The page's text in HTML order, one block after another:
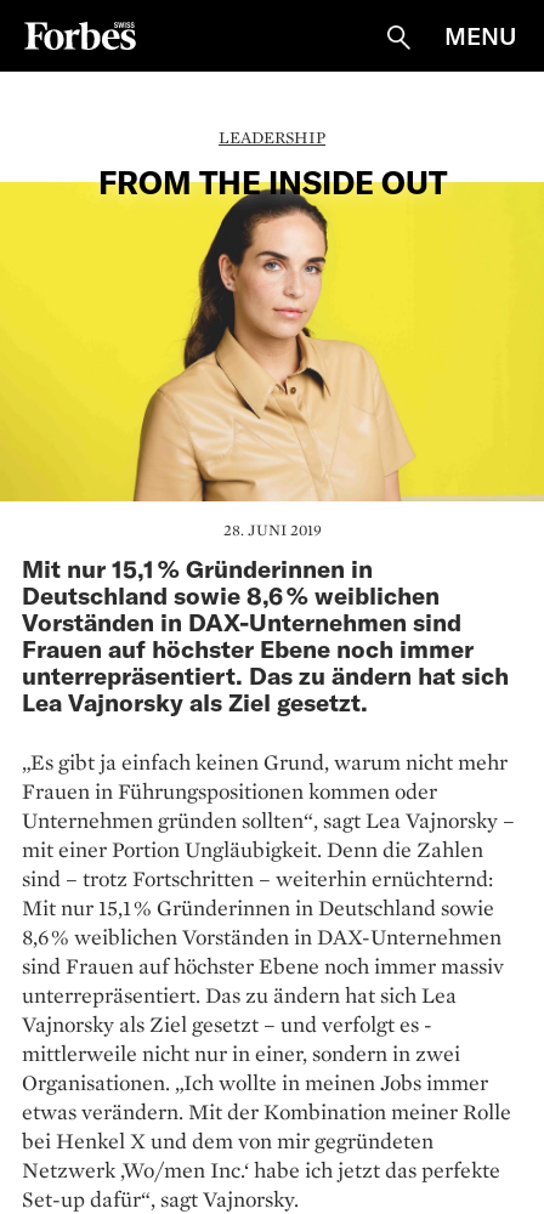
Suche
MENU
LEADERSHIP
FROM THE INSIDE OUT
28. JUNI 2019
Mit nur 15,1 % ­Gründerinnen in
Deutschland sowie 8,6 % weiblichen
Vorständen in DAX-Unternehmen sind
Frauen auf höchster Ebene noch immer
unterrepräsentiert. Das zu ändern hat sich
Lea Vajnorsky als Ziel gesetzt.
„Es gibt ja einfach keinen Grund, ­warum nicht mehr
Frauen in Führungspositionen kommen oder
Unternehmen gründen sollten“, sagt Lea Vajnorsky –
mit einer ­Portion Ungläubigkeit. Denn die Zahlen
sind – trotz Fortschritten – weiterhin ernüchternd:
Mit nur 15,1 % ­Gründerinnen in Deutschland sowie
8,6 % weiblichen Vorständen in DAX-Unternehmen
sind Frauen auf höchster Ebene noch immer ­massiv
unterrepräsentiert. Das zu ändern hat sich Lea
Vajnorsky als Ziel gesetzt – und verfolgt es ­
mittlerweile nicht nur in einer, sondern in zwei
Organisationen. „Ich wollte in meinen Jobs immer
etwas verändern. Mit der Kombination meiner ­Rolle
bei Henkel X und dem von mir gegründeten
Netzwerk ‚Wo/men Inc.‘ habe ich jetzt das perfekte
Set-up ­dafür“, sagt Vajnorsky.